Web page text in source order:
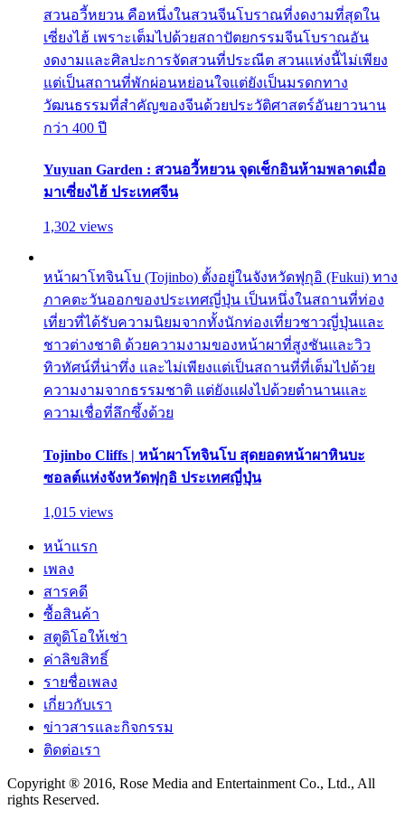
สวนอวี้หยวน คือหนึ่งในสวนจีนโบราณที่งดงามที่สุดใน
เซี่ยงไฮ้ เพราะเต็มไปด้วยสถาปัตยกรรมจีนโบราณอัน
งดงามและศิลปะการจัดสวนที่ประณีต สวนแห่งนี้ไม่เพียง
แต่เป็นสถานที่พักผ่อนหย่อนใจแต่ยังเป็นมรดกทาง
วัฒนธรรมที่สำคัญของจีนด้วยประวัติศาสตร์อันยาวนาน
กว่า 400 ปี
Yuyuan Garden : สวนอวี้หยวน จุดเช็กอินห้ามพลาดเมื่อ
มาเซี่ยงไฮ้ ประเทศจีน
1,302 views
หน้าผาโทจินโบ (Tojinbo) ตั้งอยู่ในจังหวัดฟุกุอิ (Fukui) ทาง
ภาคตะวันออกของประเทศญี่ปุ่น เป็นหนึ่งในสถานที่ท่อง
เที่ยวที่ได้รับความนิยมจากทั้งนักท่องเที่ยวชาวญี่ปุ่นและ
ชาวต่างชาติ ด้วยความงามของหน้าผาที่สูงชันและวิว
ทิวทัศน์ที่น่าทึ่ง และไม่เพียงแต่เป็นสถานที่ที่เต็มไปด้วย
ความงามจากธรรมชาติ แต่ยังแฝงไปด้วยตำนานและ
ความเชื่อที่ลึกซึ้งด้วย
Tojinbo Cliffs | หน้าผาโทจินโบ สุดยอดหน้าผาหินบะ
ซอลต์แห่งจังหวัดฟุกุอิ ประเทศญี่ปุ่น
1,015 views
หน้าแรก
เพลง
สารคดี
ซื้อสินค้า
สตูดิโอให้เช่า
ค่าลิขสิทธิ์
รายชื่อเพลง
เกี่ยวกับเรา
ข่าวสารและกิจกรรม
ติดต่อเรา
Copyright ® 2016, Rose Media and Entertainment Co., Ltd., All
rights Reserved.